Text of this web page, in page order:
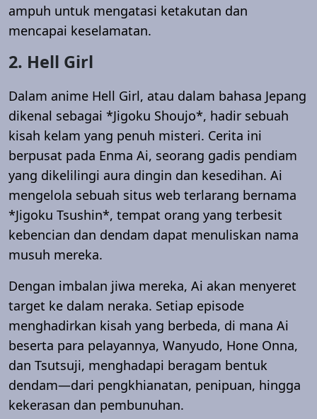
ampuh untuk mengatasi ketakutan dan
mencapai keselamatan.
2. Hell Girl
Dalam anime Hell Girl, atau dalam bahasa Jepang
dikenal sebagai *Jigoku Shoujo*, hadir sebuah
kisah kelam yang penuh misteri. Cerita ini
berpusat pada Enma Ai, seorang gadis pendiam
yang dikelilingi aura dingin dan kesedihan. Ai
mengelola sebuah situs web terlarang bernama
*Jigoku Tsushin*, tempat orang yang terbesit
kebencian dan dendam dapat menuliskan nama
musuh mereka.
Dengan imbalan jiwa mereka, Ai akan menyeret
target ke dalam neraka. Setiap episode
menghadirkan kisah yang berbeda, di mana Ai
beserta para pelayannya, Wanyudo, Hone Onna,
dan Tsutsuji, menghadapi beragam bentuk
dendam—dari pengkhianatan, penipuan, hingga
kekerasan dan pembunuhan.